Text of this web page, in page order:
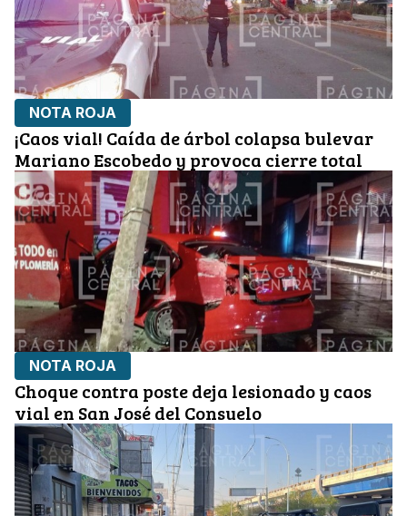
NOTA ROJA
¡Caos vial! Caída de árbol colapsa bulevar
Mariano Escobedo y provoca cierre total
NOTA ROJA
Choque contra poste deja lesionado y caos
vial en San José del Consuelo